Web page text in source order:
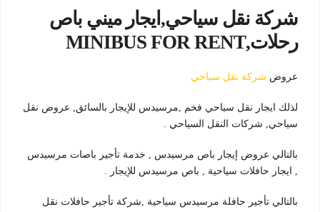
شركة نقل سياحي,ايجار ميني باص
رحلات,MINIBUS FOR RENT
عروض شركة نقل سياحي
لذلك ايجار نقل سياحي فخم ,مرسيدس للإيجار بالسائق, عروض نقل
سياحي, شركات النقل السياحي .
بالتالي عروض إيجار باص مرسيدس , خدمة تأجير باصات مرسيدس
, ايجار حافلات سياحية , باص مرسيدس للإيجار .
بالتالي تأجير حافلة مرسيدس سياحية ,شركة تأجير حافلات نقل